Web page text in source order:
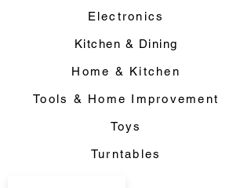
Electronics
Kitchen & Dining
Home & Kitchen
Tools & Home Improvement
Toys
Turntables